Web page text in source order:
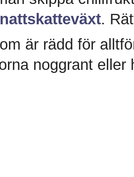
nattskatteväxt.
är rädd för
noggrant